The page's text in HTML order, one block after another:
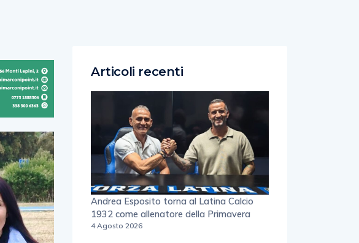
Articoli recenti
Andrea Esposito torna al Latina Calcio
1932 come allenatore della Primavera
4 Agosto 2026